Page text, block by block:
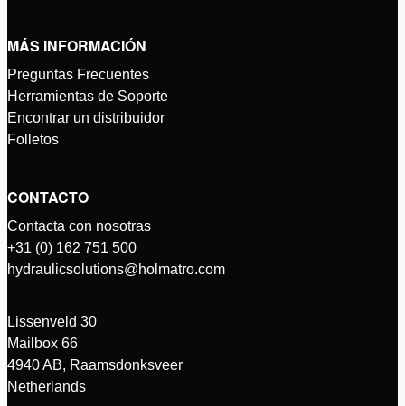
MÁS INFORMACIÓN
Preguntas Frecuentes
Herramientas de Soporte
Encontrar un distribuidor
Folletos
CONTACTO
Contacta con nosotras
+31 (0) 162 751 500
hydraulicsolutions@holmatro.com
Lissenveld 30
Mailbox 66
4940 AB, Raamsdonksveer
Netherlands